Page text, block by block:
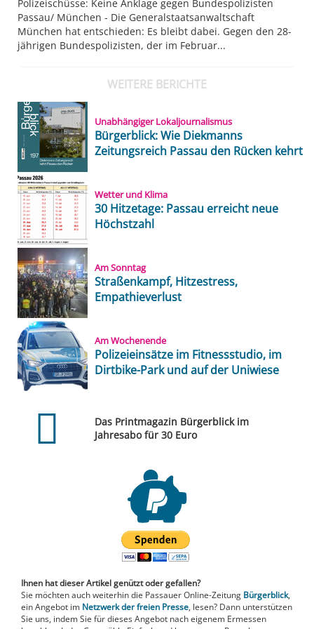
Polizeischüsse: Keine Anklage gegen Bundespolizisten
Passau/ München - Die Generalstaatsanwaltschaft
München hat entschieden: Es bleibt dabei. Gegen den 28-
jährigen Bundespolizisten, der im Februar...
WEITERE BERICHTE
Unabhängiger Lokaljournalismus
Bürgerblick: Wie Diekmanns
Zeitungsreich Passau den Rücken kehrt
Wetter und Klima
30 Hitzetage: Passau erreicht neue
Höchstzahl
Am Sonntag
Straßenkampf, Hitzestress,
Empathieverlust
Am Wochenende
Polizeieinsätze im Fitnessstudio, im
Dirtbike-Park und auf der Uniwiese
Das Printmagazin Bürgerblick im
Jahresabo für 30 Euro
Ihnen hat dieser Artikel genützt oder gefallen?
Sie möchten auch weiterhin die Passauer Online-Zeitung Bürgerblick,
ein Angebot im Netzwerk der freien Presse, lesen? Dann unterstützen
Sie uns, indem Sie für dieses Angebot nach eigenem Ermessen